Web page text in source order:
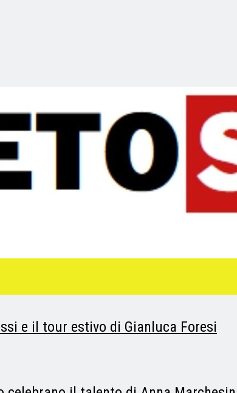
e il tour estivo di Gianluca Foresi